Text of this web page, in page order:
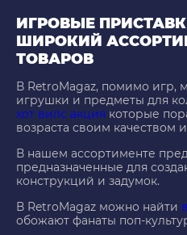
ИГРОВЫЕ
ШИРОКИЙ
ТОВАРОВ
В RetroMagaz, помимо игр,
игрушки и предметы для
хот вилс акция которые
возраста своим качеством
В нашем ассортименте
предназначенные для
конструкций и задумок.
В RetroMagaz можно найти
обожают фанаты поп-